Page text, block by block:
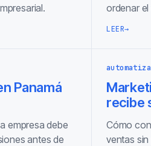
ordenar el
LEER→
Panamá
empresa debe
antes de
recibe
Cómo
ventas